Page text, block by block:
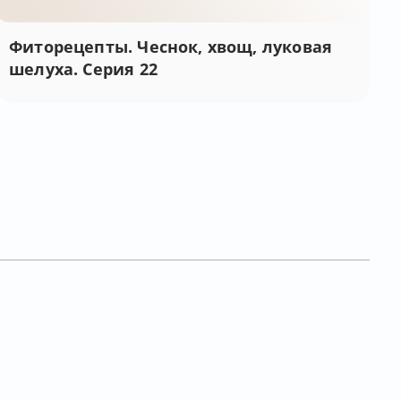
Фиторецепты. Чеснок, хвощ, луковая
шелуха. Серия 22